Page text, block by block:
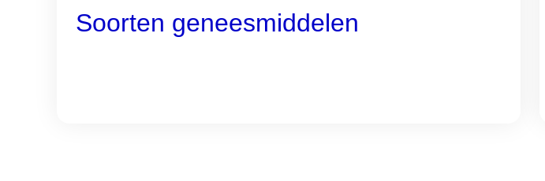
Soorten geneesmiddelen